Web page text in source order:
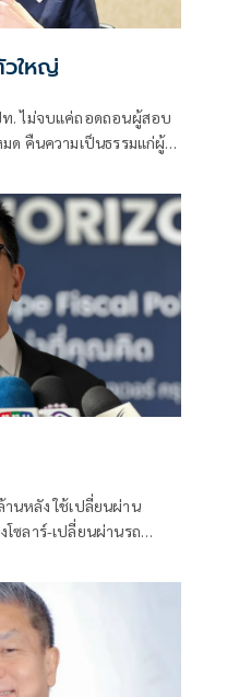
วใหญ่
. ไม่จบแค่ถอดถอนผู้สอบ
ด คืนความเป็นธรรมแก่ผู้
าชการทุกระดับ
านหลัง ใช้เปลี่ยนผ่าน
ซลาร์-เปลี่ยนผ่านรถ
นไทยช่วยไทยพลัส เฟส 2
ยจะพยายาม